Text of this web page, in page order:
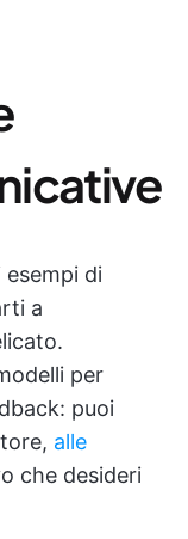
di
a
per
puoi
alle
che desideri